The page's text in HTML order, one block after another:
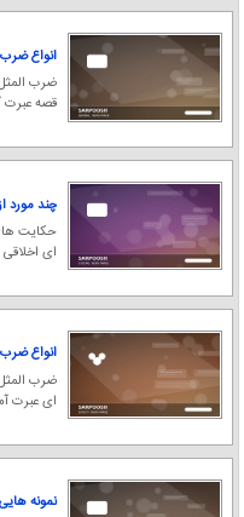
انواع ضرب
ضرب
قصه عبرت
چند مورد
حکایت های
ای
انواع ضرب
ضرب
ای عبرت
نمونه